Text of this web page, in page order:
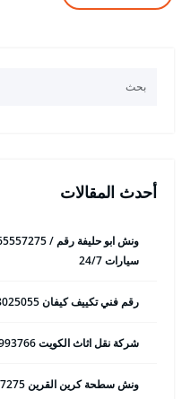
أحدث المقالات
سيارات 24/7
رقم فني تكييف كيفان 98025055 فني تكييف مركزي 24 ساعة
شركة نقل اثاث الكويت 50993766 هاف لوري وانيت نقل عفش
ونش سطحة كرين القرين 65557275 ونش سحب وانقاذ سيارات